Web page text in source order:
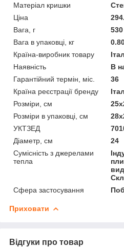
Матеріал кришки
Ціна
Вага, г
530
Вага в упаковці, кг
Країна-виробник товару
Наявність
В
Гарантійний термін, міс.
36
Країна реєстрації бренду
Розміри, см
Розміри в упаковці, см
УКТЗЕД
Діаметр, см
24
Сумісність з джерелами
тепла
Сфера застосування
Приховати
Відгуки про товар